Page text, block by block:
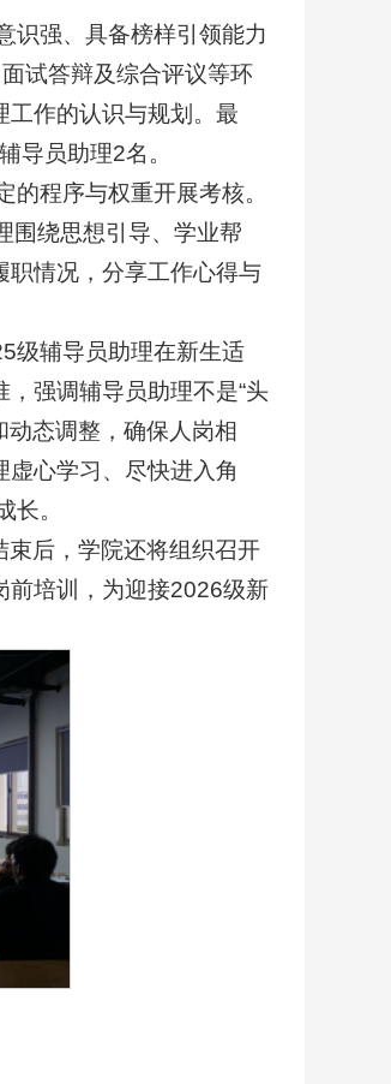
识强、具备榜样引领能力
试答辩及综合评议等环
工作的认识与规划。最
导员助理2名。
程序与权重开展考核。
围绕思想引导、学业帮
职情况，分享工作心得与
级辅导员助理在新生适
强调辅导员助理不是“头
动态调整，确保人岗相
心学习、尽快进入角
长。
后，学院还将组织召开
前培训，为迎接2026级新